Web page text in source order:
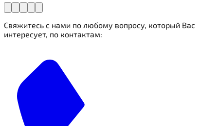
Свяжитесь с нами по любому вопросу, который Вас
интересует, по контактам: